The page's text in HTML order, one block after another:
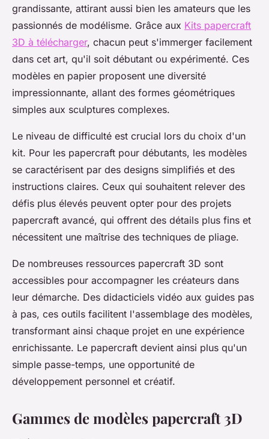
grandissante, attirant aussi bien les amateurs que les
passionnés de modélisme. Grâce aux Kits papercraft
3D à télécharger, chacun peut s'immerger facilement
dans cet art, qu'il soit débutant ou expérimenté. Ces
modèles en papier proposent une diversité
impressionnante, allant des formes géométriques
simples aux sculptures complexes.
Le niveau de difficulté est crucial lors du choix d'un
kit. Pour les papercraft pour débutants, les modèles
se caractérisent par des designs simplifiés et des
instructions claires. Ceux qui souhaitent relever des
défis plus élevés peuvent opter pour des projets
papercraft avancé, qui offrent des détails plus fins et
nécessitent une maîtrise des techniques de pliage.
De nombreuses ressources papercraft 3D sont
accessibles pour accompagner les créateurs dans
leur démarche. Des didacticiels vidéo aux guides pas
à pas, ces outils facilitent l'assemblage des modèles,
transformant ainsi chaque projet en une expérience
enrichissante. Le papercraft devient ainsi plus qu'un
simple passe-temps, une opportunité de
développement personnel et créatif.
Gammes de modèles papercraft 3D